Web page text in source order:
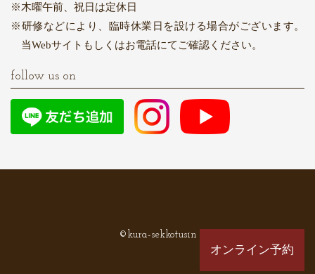
木曜午前、祝日は定休日
研修などにより、臨時休業日を設ける場合がございます。
当Webサイトもしくはお電話にてご確認ください。
follow us on
©kura-sekkotusin
オンライン予約